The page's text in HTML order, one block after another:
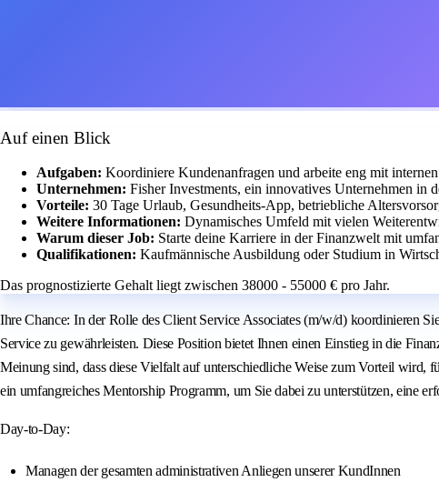
Auf einen Blick
Aufgaben: Koordiniere Kundenanfragen und arbeite eng mit
Unternehmen: Fisher Investments, ein innovatives Unternehmen in
Vorteile: 30 Tage Urlaub, Gesundheits-App, betriebliche
Weitere Informationen: Dynamisches Umfeld mit vielen
Warum dieser Job: Starte deine Karriere in der Finanzwelt mit
Qualifikationen: Kaufmännische Ausbildung oder Studium in
Das prognostizierte Gehalt liegt zwischen 38000 - 55000 € pro Jahr.
Ihre Chance: In der Rolle des Client Service Associates (m/w/d) koordinieren
Service zu gewährleisten. Diese Position bietet Ihnen einen Einstieg in die
Meinung sind, dass diese Vielfalt auf unterschiedliche Weise zum Vorteil
ein umfangreiches Mentorship Programm, um Sie dabei zu unterstützen, eine
Day-to-Day:
Managen der gesamten administrativen Anliegen unserer KundInnen